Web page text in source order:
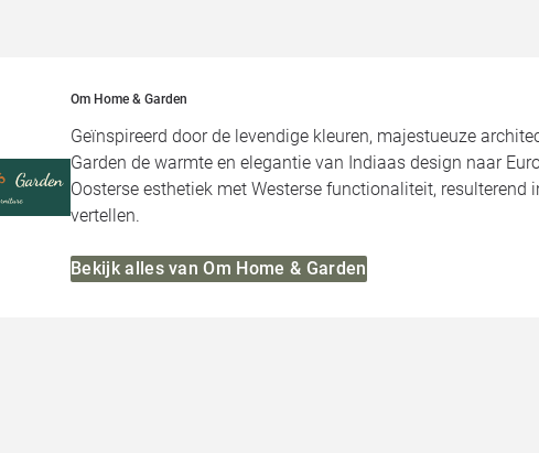
Om Home & Garden
Geïnspireerd door de levendige kleuren, majestueuze
Garden de warmte en elegantie van Indiaas design naar
Oosterse esthetiek met Westerse functionaliteit,
vertellen.
Bekijk alles van Om Home & Garden